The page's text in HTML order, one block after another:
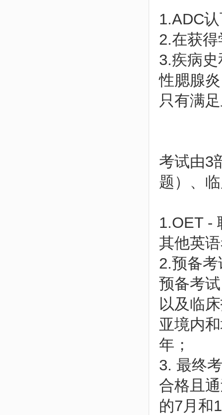
1.ADC
2.在获
3.疾病
性腮腺
只有满
考试由3
题）、
1.OET -
其他英
2.预备
预备考
以及临
亚境内
年；
3. 最终
合格且
的7月和